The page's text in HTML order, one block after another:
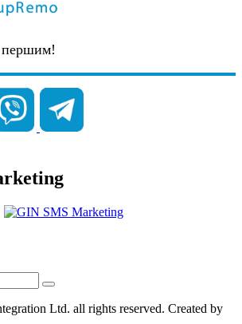
Ltd. all rights reserved. Created by